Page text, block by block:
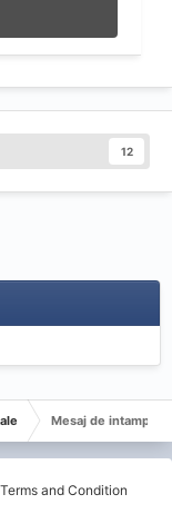
12
Mesaj de
Terms and Condition